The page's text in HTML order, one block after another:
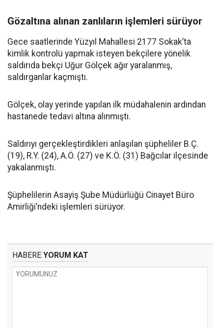
Gözaltına alınan zanlıların işlemleri sürüyor
Gece saatlerinde Yüzyıl Mahallesi 2177 Sokak’ta
kimlik kontrolü yapmak isteyen bekçilere yönelik
saldırıda bekçi Uğur Gölçek ağır yaralanmış,
saldırganlar kaçmıştı.
Gölçek, olay yerinde yapılan ilk müdahalenin ardından
hastanede tedavi altına alınmıştı.
Saldırıyı gerçekleştirdikleri anlaşılan şüpheliler B.Ç.
(19), R.Y. (24), A.Ö. (27) ve K.Ö. (31) Bağcılar ilçesinde
yakalanmıştı.
Şüphelilerin Asayiş Şube Müdürlüğü Cinayet Büro
Amirliği’ndeki işlemleri sürüyor.
HABERE YORUM KAT